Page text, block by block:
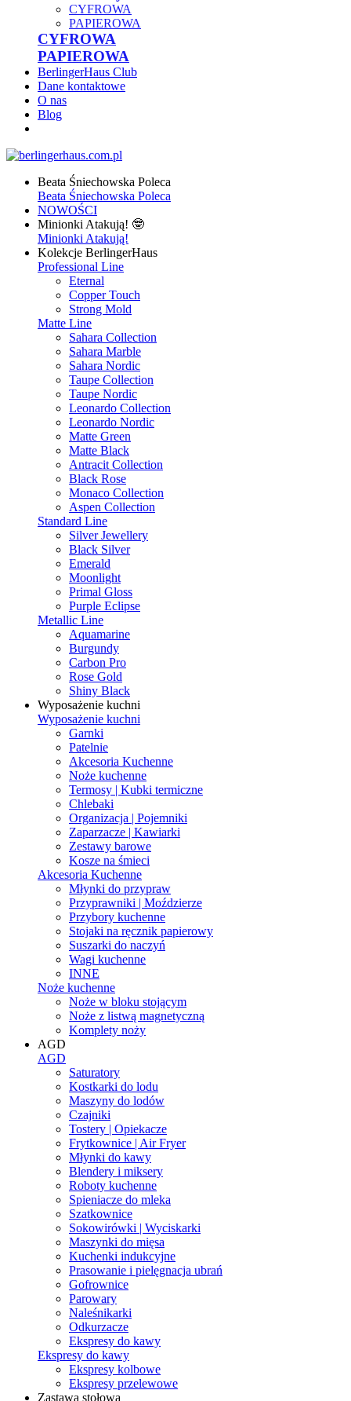
CYFROWA
PAPIEROWA
CYFROWA
PAPIEROWA
BerlingerHaus Club
Dane kontaktowe
O nas
Blog
Beata Śniechowska Poleca
Beata Śniechowska Poleca
NOWOŚCI
Minionki Atakują! 🤓
Minionki Atakują!
Kolekcje BerlingerHaus
Professional Line
Eternal
Copper Touch
Strong Mold
Matte Line
Sahara Collection
Sahara Marble
Sahara Nordic
Taupe Collection
Taupe Nordic
Leonardo Collection
Leonardo Nordic
Matte Green
Matte Black
Antracit Collection
Black Rose
Monaco Collection
Aspen Collection
Standard Line
Silver Jewellery
Black Silver
Emerald
Moonlight
Primal Gloss
Purple Eclipse
Metallic Line
Aquamarine
Burgundy
Carbon Pro
Rose Gold
Shiny Black
Wyposażenie kuchni
Wyposażenie kuchni
Garnki
Patelnie
Akcesoria Kuchenne
Noże kuchenne
Termosy | Kubki termiczne
Chlebaki
Organizacja | Pojemniki
Zaparzacze | Kawiarki
Zestawy barowe
Kosze na śmieci
Akcesoria Kuchenne
Młynki do przypraw
Przyprawniki | Moździerze
Przybory kuchenne
Stojaki na ręcznik papierowy
Suszarki do naczyń
Wagi kuchenne
INNE
Noże kuchenne
Noże w bloku stojącym
Noże z listwą magnetyczną
Komplety noży
AGD
AGD
Saturatory
Kostkarki do lodu
Maszyny do lodów
Czajniki
Tostery | Opiekacze
Frytkownice | Air Fryer
Młynki do kawy
Blendery i miksery
Roboty kuchenne
Spieniacze do mleka
Szatkownice
Sokowirówki | Wyciskarki
Maszynki do mięsa
Kuchenki indukcyjne
Prasowanie i pielęgnacja ubrań
Gofrownice
Parowary
Naleśnikarki
Odkurzacze
Ekspresy do kawy
Ekspresy do kawy
Ekspresy kolbowe
Ekspresy przelewowe
Zastawa stołowa